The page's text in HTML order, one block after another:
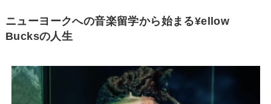
ニューヨークへの音楽留学から始まる¥ellow
Bucksの人生